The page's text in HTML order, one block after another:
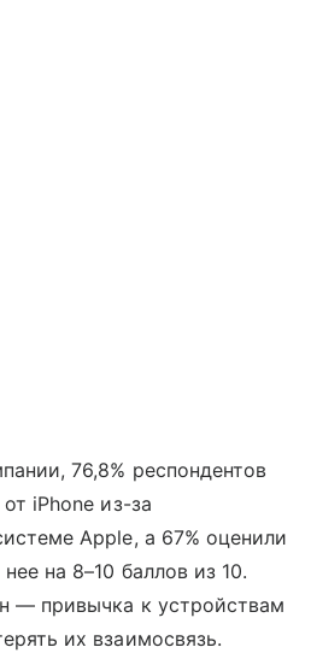
76,8% респондентов
iPhone из-за
Apple, а 67% оценили
на 8–10 баллов из 10.
— привычка к устройствам
их взаимосвязь.